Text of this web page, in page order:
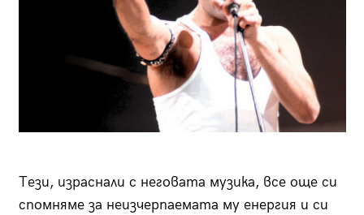
Тези, израснали с неговата музика, все още си
спомняме за неизчерпаемата му енергия и си